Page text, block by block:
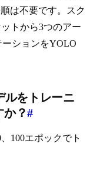
は不要です。スク
トから3つのアー
ションをYOLO
ルをトレーニ
か？#
100エポックでト